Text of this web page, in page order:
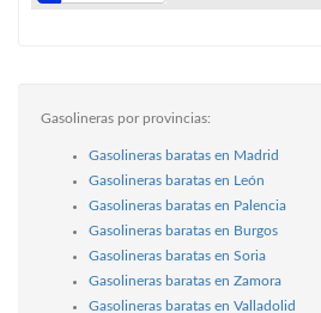
Gasolineras por provincias:
Gasolineras baratas en Madrid
Gasolineras baratas en León
Gasolineras baratas en Palencia
Gasolineras baratas en Burgos
Gasolineras baratas en Soria
Gasolineras baratas en Zamora
Gasolineras baratas en Valladolid